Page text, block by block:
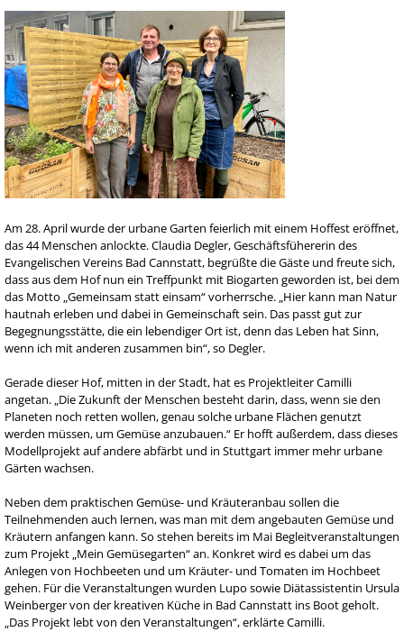
Am 28. April wurde der urbane Garten feierlich mit einem Hoffest eröffnet,
das 44 Menschen anlockte. Claudia Degler, Geschäftsfühererin des
Evangelischen Vereins Bad Cannstatt, begrüßte die Gäste und freute sich,
dass aus dem Hof nun ein Treffpunkt mit Biogarten geworden ist, bei dem
das Motto „Gemeinsam statt einsam“ vorherrsche. „Hier kann man Natur
hautnah erleben und dabei in Gemeinschaft sein. Das passt gut zur
Begegnungsstätte, die ein lebendiger Ort ist, denn das Leben hat Sinn,
wenn ich mit anderen zusammen bin“, so Degler.
Gerade dieser Hof, mitten in der Stadt, hat es Projektleiter Camilli
angetan. „Die Zukunft der Menschen besteht darin, dass, wenn sie den
Planeten noch retten wollen, genau solche urbane Flächen genutzt
werden müssen, um Gemüse anzubauen.“ Er hofft außerdem, dass dieses
Modellprojekt auf andere abfärbt und in Stuttgart immer mehr urbane
Gärten wachsen.
Neben dem praktischen Gemüse- und Kräuteranbau sollen die
Teilnehmenden auch lernen, was man mit dem angebauten Gemüse und
Kräutern anfangen kann. So stehen bereits im Mai Begleitveranstaltungen
zum Projekt „Mein Gemüsegarten“ an. Konkret wird es dabei um das
Anlegen von Hochbeeten und um Kräuter- und Tomaten im Hochbeet
gehen. Für die Veranstaltungen wurden Lupo sowie Diätassistentin Ursula
Weinberger von der kreativen Küche in Bad Cannstatt ins Boot geholt.
„Das Projekt lebt von den Veranstaltungen“, erklärte Camilli.